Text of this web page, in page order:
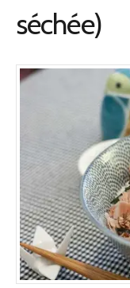
séchée)